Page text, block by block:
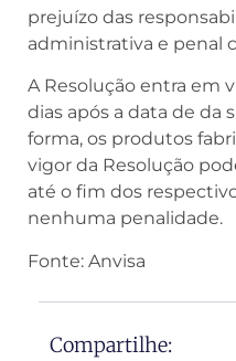
prejuízo das
administrativa e penal
A Resolução entra em
dias após a data de da
forma, os produtos
vigor da Resolução
até o fim dos
nenhuma penalidade.
Fonte: Anvisa
Compartilhe: